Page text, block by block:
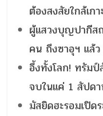
ต้องสงสัยใกล้เก
ผู้แสวงบุญปากีส
คน ถึงซาอุฯ แล้
อึ้งทั้งโลก! ทรัมป์
จบในแค่ 1 สัปด
มัสยิดฮะรอมเปิด